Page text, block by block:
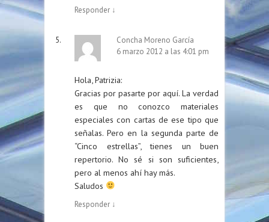
Responder ↓
Concha Moreno García
6 marzo 2012 a las 4:01 pm
Hola, Patrizia:
Gracias por pasarte por aquí. La verdad
es que no conozco materiales
especiales con cartas de ese tipo que
señalas. Pero en la segunda parte de
“Cinco estrellas”, tienes un buen
repertorio. No sé si son suficientes,
pero al menos ahí hay más.
Saludos
Responder ↓